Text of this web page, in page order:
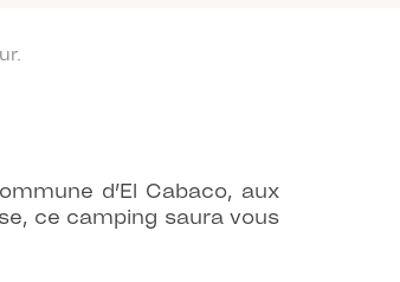
d’El Cabaco, aux
ce camping saura vous